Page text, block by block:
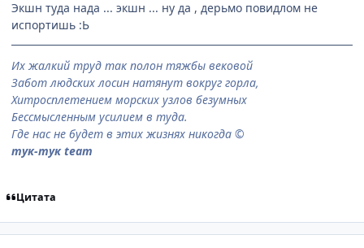
Экшн туда нада ... экшн ... ну да , дерьмо повидлом не
испортишь :Ь
Их жалкий труд так полон тяжбы вековой
Забот людских лосин натянут вокруг горла,
Хитросплетением морских узлов безумных
Бессмысленным усилием в туда.
Где нас не будет в этих жизнях никогда ©
тук-тук team
Цитата